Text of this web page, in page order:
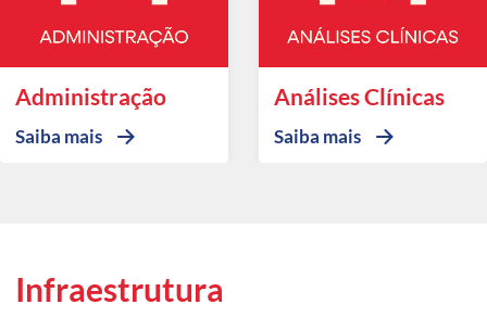
Administração
Saiba mais
Análises Clínicas
Saiba mais
Infraestrutura